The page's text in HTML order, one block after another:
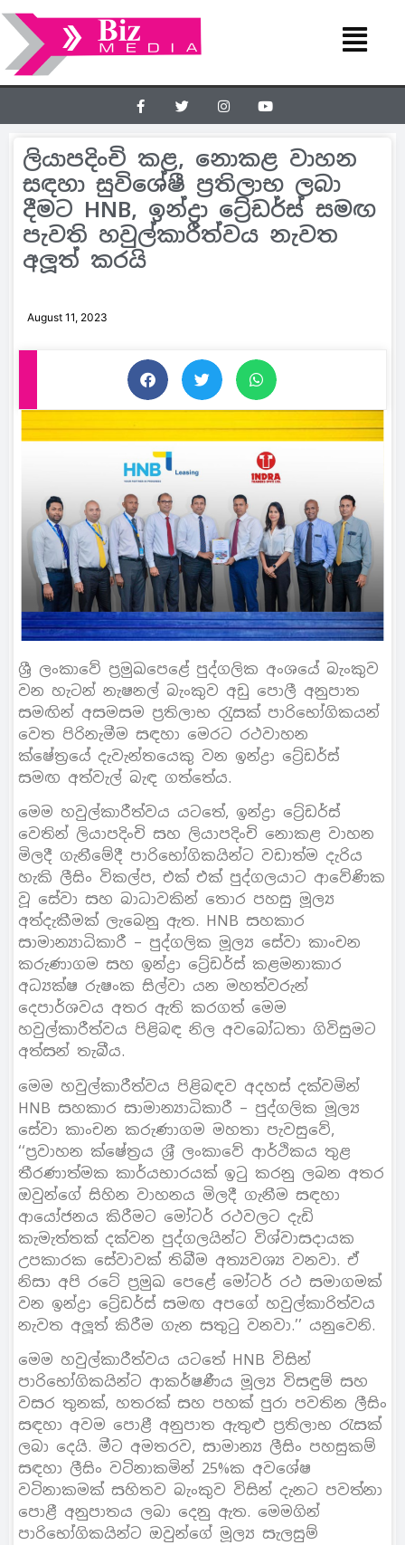
ලියාපදිංචි කළ, නොකළ වාහන
සඳහා සුවිශේෂී ප‍්‍රතිලාභ ලබා
දීමට HNB, ඉන්ද්‍රා ටේ‍්‍රඩර්ස් සමඟ
පැවති හවුල්කාරීත්වය නැවත
අලූත් කරයි
August 11, 2023
ශ්‍රී ලංකාවේ ප‍්‍රමුඛපෙළේ පුද්ගලික අංශයේ බැංකුව
වන හැටන් නැෂනල් බැංකුව අඩු පොලී අනුපාත
සමඟින් අසමසම ප‍්‍රතිලාභ රැුසක් පාරිභෝගිකයන්
වෙත පිරිනැමීම සඳහා මෙරට රථවාහන
ක්ෂේත‍්‍රයේ දැවැන්තයෙකු වන ඉන්ද්‍රා ටේ‍්‍රඩර්ස්
සමඟ අත්වැල් බැඳ ගත්තේය.
මෙම හවුල්කාරීත්වය යටතේ, ඉන්ද්‍රා ටේ‍්‍රඩර්ස්
වෙතින් ලියාපදිංචි සහ ලියාපදිංචි නොකළ වාහන
මිලදී ගැනීමේදී පාරිභෝගිකයින්ට වඩාත්ම දැරිය
හැකි ලීසිං විකල්ප, එක් එක් පුද්ගලයාට ආවේණික
වූ සේවා සහ බාධාවකින් තොර පහසු මූල්‍ය
අත්දැකීමක් ලැබෙනු ඇත. HNB සහකාර
සාමාන්‍යාධිකාරී – පුද්ගලික මූල්‍ය සේවා කාංචන
කරුණාගම සහ ඉන්ද්‍රා ටේ‍්‍රඩර්ස් කළමනාකාර
අධ්‍යක්ෂ රුෂංක සිල්වා යන මහත්වරුන්
දෙපාර්ශවය අතර ඇති කරගත් මෙම
හවුල්කාරීත්වය පිළිබඳ නිල අවබෝධතා ගිවිසුමට
අත්සන් තැබීය.
මෙම හවුල්කාරීත්වය පිළිබඳව අදහස් දක්වමින්
HNB සහකාර සාමාන්‍යාධිකාරී – පුද්ගලික මූල්‍ය
සේවා කාංචන කරුණාගම මහතා පැවසුවේ,
‘‘ප‍්‍රවාහන ක්ෂේත‍්‍රය ශ‍්‍රී ලංකාවේ ආර්ථිකය තුළ
තීරණාත්මක කාර්යභාරයක් ඉටු කරනු ලබන අතර
ඔවුන්ගේ සිහින වාහනය මිලදී ගැනීම සඳහා
ආයෝජනය කිරීමට මෝටර් රථවලට දැඩි
කැමැත්තක් දක්වන පුද්ගලයින්ට විශ්වාසදායක
උපකාරක සේවාවක් තිබීම අත්‍යවශ්‍ය වනවා. ඒ
නිසා අපි රටේ ප‍්‍රමුඛ පෙළේ මෝටර් රථ සමාගමක්
වන ඉන්ද්‍රා ටේ‍්‍රඩර්ස් සමඟ අපගේ හවුල්කාරිත්වය
නැවත අලූත් කිරීම ගැන සතුටු වනවා.’’ යනුවෙනි.
මෙම හවුල්කාරීත්වය යටතේ HNB විසින්
පාරිභෝගිකයින්ට ආකර්ෂණීය මූල්‍ය විසඳුම් සහ
වසර තුනක්, හතරක් සහ පහක් පුරා පවතින ලීසිං
සඳහා අවම පොළී අනුපාත ඇතුළු ප‍්‍රතිලාභ රැසක්
ලබා දෙයි. මීට අමතරව, සාමාන්‍ය ලීසිං පහසුකම්
සඳහා ලීසිං වටිනාකමින් 25%ක අවශේෂ
වටිනාකමක් සහිතව බැංකුව විසින් දැනට පවත්නා
පොළී අනුපාතය ලබා දෙනු ඇත. මෙමගින්
පාරිභෝගිකයින්ට ඔවුන්ගේ මූල්‍ය සැලසුම්